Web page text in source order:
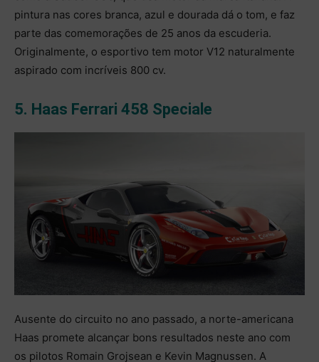
pintura nas cores branca, azul e dourada dá o tom, e faz
parte das comemorações de 25 anos da escuderia.
Originalmente, o esportivo tem motor V12 naturalmente
aspirado com incríveis 800 cv.
5. Haas Ferrari 458 Speciale
Ausente do circuito no ano passado, a norte-americana
Haas promete alcançar bons resultados neste ano com
os pilotos Romain Grojsean e Kevin Magnussen. A